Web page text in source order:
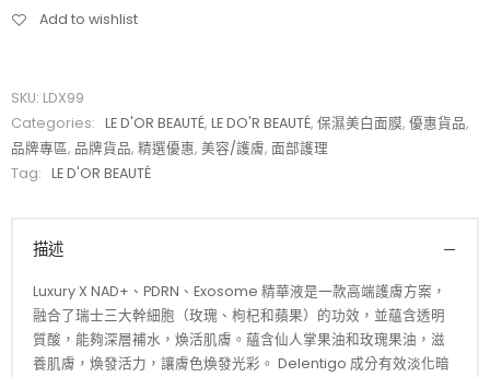
Add to wishlist
SKU: LDX99
Categories:
LE D'OR BEAUTÉ,LE DO'R BEAUTÉ,保濕美白面膜,優惠貨品,
品牌專區, 品牌貨品, 精選優惠, 美容/護膚, 面部護理
Tag:
LE D'OR BEAUTÉ
描述
Luxury X NAD+、PDRN、Exosome 精華液是一款高端護膚方案，
融合了瑞士三大幹細胞（玫瑰、枸杞和蘋果）的功效，並蘊含透明
質酸，能夠深層補水，煥活肌膚。蘊含仙人掌果油和玫瑰果油，滋
養肌膚，煥發活力，讓膚色煥發光彩。 Delentigo 成分有效淡化暗